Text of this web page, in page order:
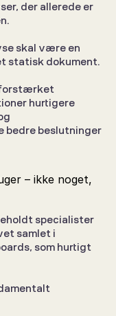
der allerede er
skal være en
statisk dokument.
forstærket
hurtigere
bedre beslutninger
– ikke noget,
specialister
samlet i
som hurtigt